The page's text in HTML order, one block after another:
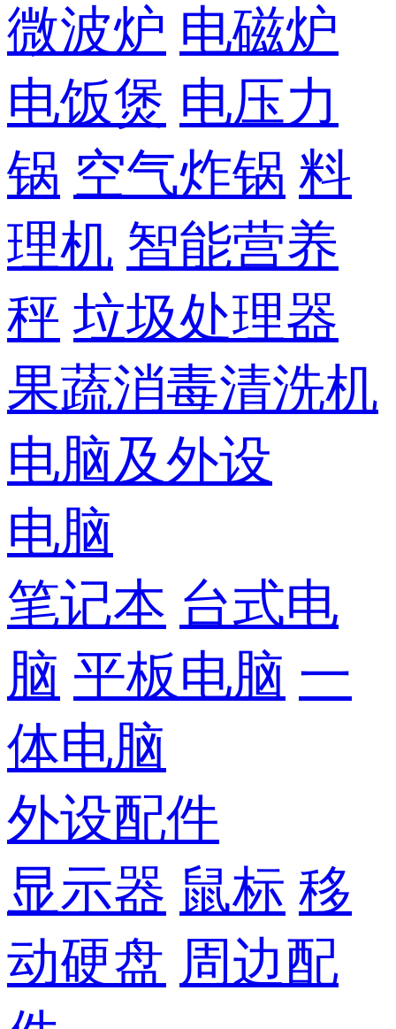
微波炉 电磁炉
电饭煲 电压力
锅 空气炸锅 料
理机 智能营养
秤 垃圾处理器
果蔬消毒清洗机
电脑及外设
电脑
笔记本 台式电
脑 平板电脑 一
体电脑
外设配件
显示器 鼠标 移
动硬盘 周边配